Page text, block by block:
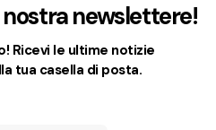
nostra newslettere!
Ricevi le ultime notizie
tua casella di posta.